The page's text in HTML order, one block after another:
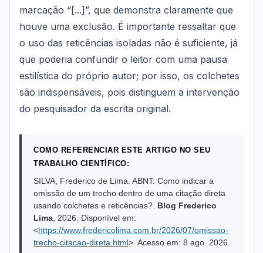
marcação “[...]”, que demonstra claramente que
houve uma exclusão. É importante ressaltar que
o uso das reticências isoladas não é suficiente, já
que poderia confundir o leitor com uma pausa
estilística do próprio autor; por isso, os colchetes
são indispensáveis, pois distinguem a intervenção
do pesquisador da escrita original.
COMO REFERENCIAR ESTE ARTIGO NO SEU
TRABALHO CIENTÍFICO:
SILVA, Frederico de Lima. ABNT: Como indicar a
omissão de um trecho dentro de uma citação direta
usando colchetes e reticências?. Blog Frederico
Lima 2026 . Disponível em:
<https://www.fredericolima.com.br/2026/07/omissao-
trecho-citacao-direta.html>. Acesso em: 8 ago. 2026